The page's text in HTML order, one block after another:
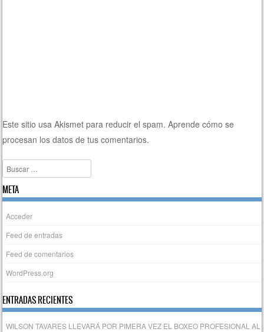
Este sitio usa Akismet para reducir el spam.Aprende cómo se
procesan los datos de tus comentarios.
Buscar
META
Acceder
Feed de entradas
Feed de comentarios
WordPress.org
ENTRADAS RECIENTES
WILSON TAVARES LLEVARÁ POR PIMERA VEZ EL BOXEO PROFESIONAL AL